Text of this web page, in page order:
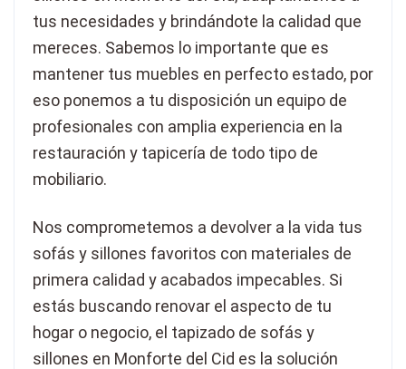
tus necesidades y brindándote la calidad que
mereces. Sabemos lo importante que es
mantener tus muebles en perfecto estado, por
eso ponemos a tu disposición un equipo de
profesionales con amplia experiencia en la
restauración y tapicería de todo tipo de
mobiliario.
Nos comprometemos a devolver a la vida tus
sofás y sillones favoritos con materiales de
primera calidad y acabados impecables. Si
estás buscando renovar el aspecto de tu
hogar o negocio, el tapizado de sofás y
sillones en Monforte del Cid es la solución